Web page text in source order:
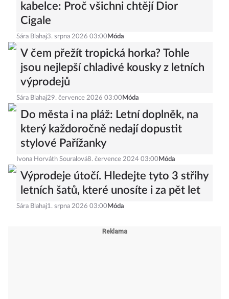
kabelce: Proč všichni chtějí Dior
Cigale
Sára Blahaj3. srpna 2026 03:00 Móda
V čem přežít tropická horka? Tohle
jsou nejlepší chladivé kousky z letních
výprodejů
Sára Blahaj29. července 2026 03:00 Móda
Do města i na pláž: Letní doplněk, na
který každoročně nedají dopustit
stylové Pařížanky
Ivona Horváth Souralová8. července 2024 03:00 Móda
Výprodeje útočí. Hledejte tyto 3 střihy
letních šatů, které unosíte i za pět let
Sára Blahaj1. srpna 2026 03:00 Móda